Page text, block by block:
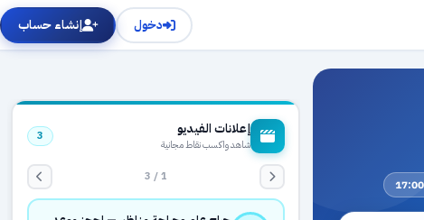
دخول إنشاء حساب
إعلانات الفيديو
شاهد واكسب نقاط مجانية
3
1 / 3